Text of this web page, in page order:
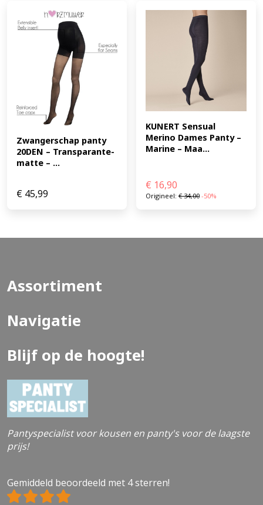
Zwangerschap panty
20DEN – Transparante-
matte – ...
€ 45,99
KUNERT Sensual
Merino Dames Panty –
Marine – Maa...
€ 16,90
Origineel: €34,00 -50%
Assortiment
Navigatie
Blijf op de hoogte!
Pantyspecialist voor kousen en panty's voor de laagste
prijs!
Gemiddeld beoordeeld met 4 sterren!